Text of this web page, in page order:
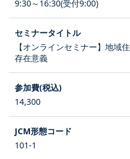
9:30～16:30(受付9:00)
【オンラインセミナー】地域
存在意義
14,300
101-1